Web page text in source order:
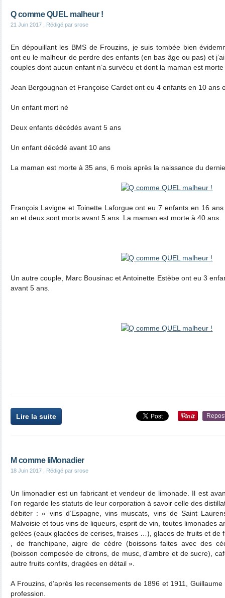
Q comme QUEL malheur !
21 Juin 2017 , Rédigé par srose
En dépouillant les BMS de Frouzins, je suis tombée bien
ont eu le malheur de perdre des enfants (en bas âge ou pas) et
couples dont aucun enfant n’a survécu et dont la maman est
Jean Bergougnan et Françoise Cardet ont eu 4 enfants en 10 ans
Un enfant mort né
Deux enfants décédés avant 5 ans
Un enfant décédé avant 10 ans
La maman est morte à 35 ans, 6 mois après la naissance du
François Lavigne et Toinette Laforgue ont eu 7 enfants en 16
an et deux sont morts avant 5 ans. La maman est morte à 40 ans.
Un autre couple, Marc Bousinac et Antoinette Estèbe ont eu 3
avant 5 ans.
Lire la suite
M comme liMonadier
18 Juin 2017 , Rédigé par srose
Un limonadier est un fabricant et vendeur de limonade. Il est
l’on regarde les statuts de leur corporation à savoir celle des
débiter : « vins d’Espagne, vins muscats, vins de Saint
Malvoisie et tous vins de liqueurs, esprit de vin, toutes limonades
gelées (eaux glacées de cerises, fraises …), glaces de fruits et de
, de franchipane, aigre de cèdre (boissons faites avec des
(boisson composée de citrons, de musc, d’ambre et de sucre),
autre fruits confits, dragées en détail ».
A Frouzins, d’après les recensements de 1896 et 1911,
profession.